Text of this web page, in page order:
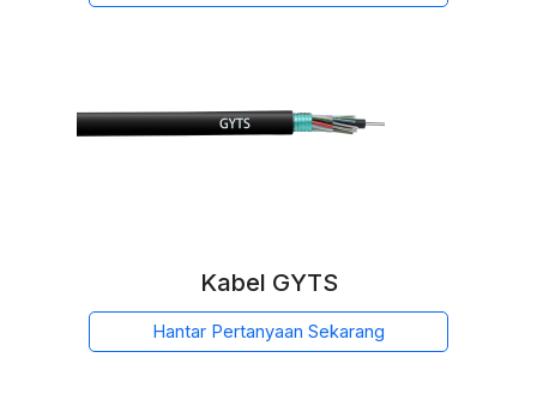
Kabel GYTS
Hantar Pertanyaan Sekarang